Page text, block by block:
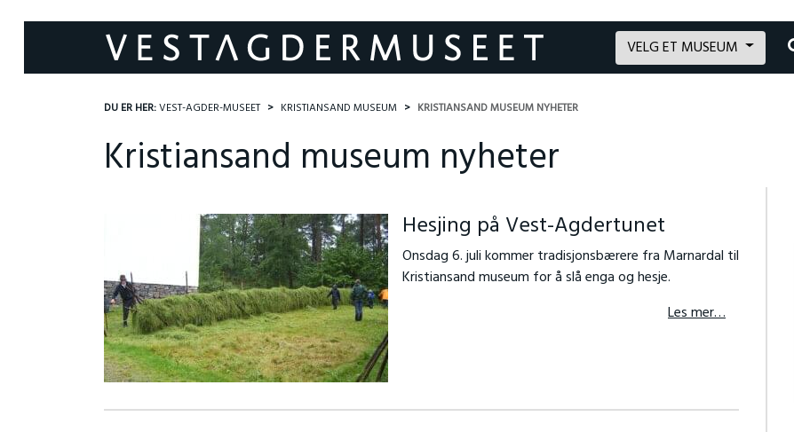
VELG ET MUSEUM
DU ER HER:VEST-AGDER-MUSEET KRISTIANSAND MUSEUM KRISTIANSAND MUSEUM NYHETER
Kristiansand museum nyheter
Hesjing på Vest-Agdertunet
Onsdag 6. juli kommer tradisjonsbærere fra Marnardal til
Kristiansand museum for å slå enga og hesje.
Les mer…